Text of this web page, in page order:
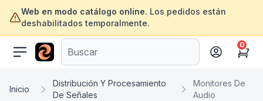
Web en modo catálogo online. Los pedidos están
deshabilitados temporalmente.
ofertasinformatica.com
Cart
0
Inicio
Distribución Y Procesamiento
De Señales
Monitores De
Audio